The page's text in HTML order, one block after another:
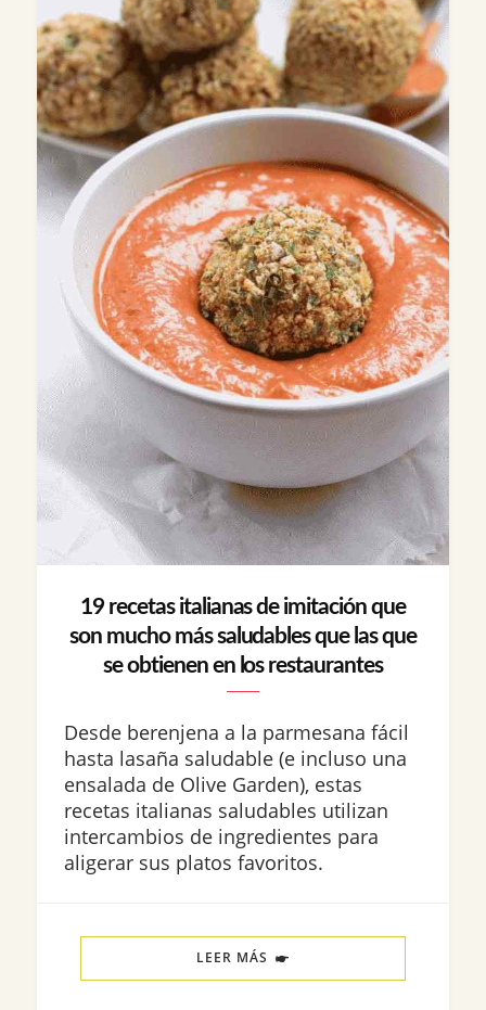
19 recetas italianas de imitación que
son mucho más saludables que las que
se obtienen en los restaurantes
Desde berenjena a la parmesana fácil
hasta lasaña saludable (e incluso una
ensalada de Olive Garden), estas
recetas italianas saludables utilizan
intercambios de ingredientes para
aligerar sus platos favoritos.
LEER MÁS